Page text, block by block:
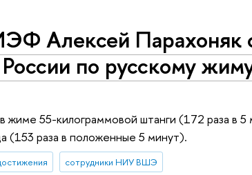
Алексей Парахоняк
по русскому
55-килограммовой штанги (172 раза в 5
(153 раза в положенные 5 минут).
сотрудники НИУ ВШЭ